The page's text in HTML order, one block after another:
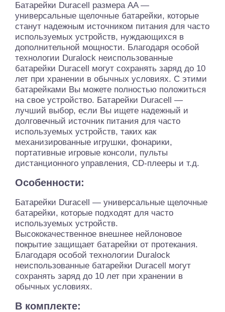
Батарейки Duracell размера AA —
универсальные щелочные батарейки, которые
станут надежным источником питания для часто
используемых устройств, нуждающихся в
дополнительной мощности. Благодаря особой
технологии Duralock неиспользованные
батарейки Duracell могут сохранять заряд до 10
лет при хранении в обычных условиях. С этими
батарейками Вы можете полностью положиться
на свое устройство. Батарейки Duracell —
лучший выбор, если Вы ищете надежный и
долговечный источник питания для часто
используемых устройств, таких как
механизированные игрушки, фонарики,
портативные игровые консоли, пульты
дистанционного управления, CD-плееры и т.д.
Особенности:
Батарейки Duracell — универсальные щелочные
батарейки, которые подходят для часто
используемых устройств.
Высококачественное внешнее нейлоновое
покрытие защищает батарейки от протекания.
Благодаря особой технологии Duralock
неиспользованные батарейки Duracell могут
сохранять заряд до 10 лет при хранении в
обычных условиях.
В комплекте: